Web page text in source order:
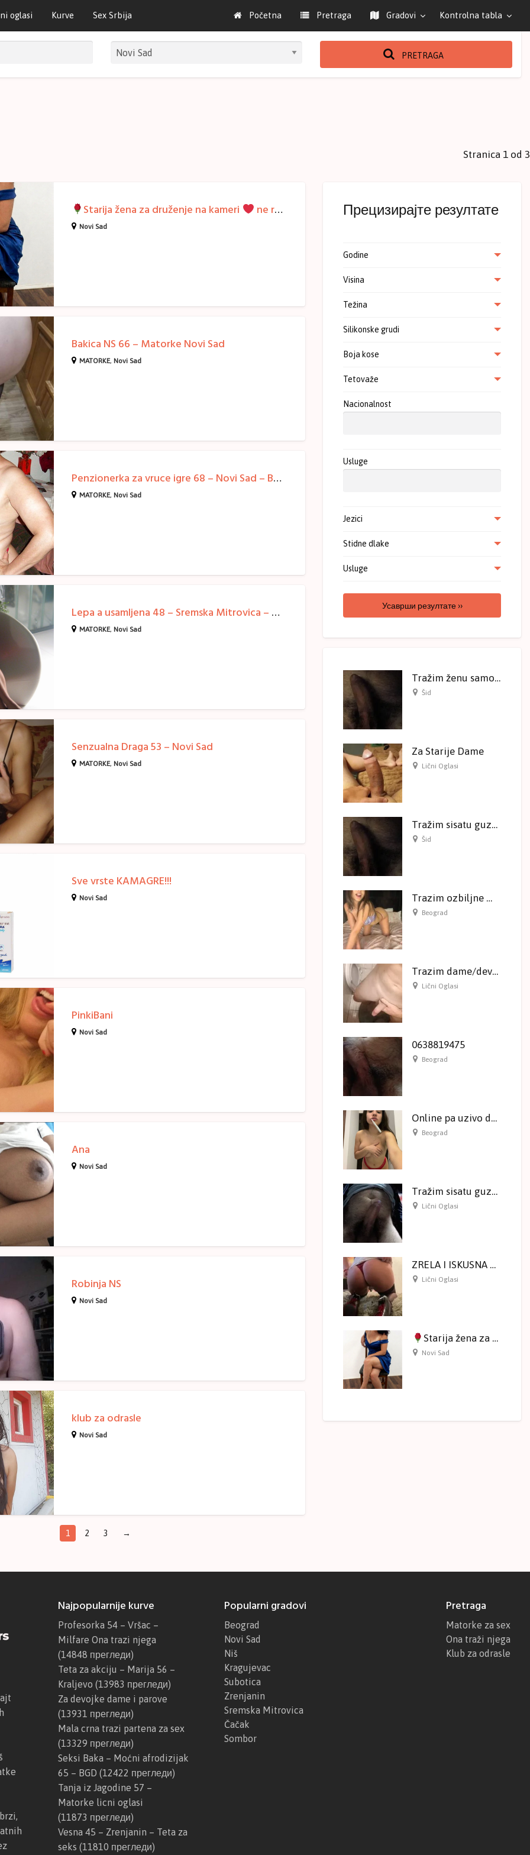
oglasi Kurve Sex Srbija Početna Pretraga Gradovi Kontrolna tabla
PRETRAGA
Stranica 1 od 3
Starija žena za druženje na kameri ne radim licni kontakt
Novi Sad
Bakica NS 66 – Matorke Novi Sad
MATORKE, Novi Sad
Penzionerka za vruce igre 68 – Novi Sad – Babe licni oglasi
MATORKE, Novi Sad
Lepa a usamljena 48 – Sremska Mitrovica – Novi sad
MATORKE, Novi Sad
Senzualna Draga 53 – Novi Sad
MATORKE, Novi Sad
Sve vrste KAMAGRE!!!
Novi Sad
PinkiBani
Novi Sad
Ana
Novi Sad
Robinja NS
Novi Sad
klub za odrasle
Novi Sad
1 2 3 →
Прецизирајте резултате
Godine
Visina
Težina
Silikonske grudi
Boja kose
Tetovaže
Nacionalnost
Usluge
Jezici
Stidne dlake
Usluge
Усаврши резултате ››
Tražim ženu samo ozbiljne ponude
Šid
Za Starije Dame
Lični Oglasi
Tražim sisatu guzatu Mamu I Ceru
Šid
Trazim ozbiljne muskarce za saradnju
Beograd
Trazim dame/devojke za sex
Lični Oglasi
0638819475
Beograd
Online pa uzivo druzenje!
Beograd
Tražim sisatu guzatu ženu
Lični Oglasi
ZRELA I ISKUSNA Samo ONLINE druženje na kameri
Lični Oglasi
Starija žena za druženje na kameri
Novi Sad
Najpopularnije kurve
Profesorka 54 – Vršac –
Milfare Ona trazi njega
(14848 прегледи)
Teta za akciju – Marija 56 –
Kraljevo (13983 прегледи)
Za devojke dame i parove
(13931 прегледи)
Mala crna trazi partena za sex
(13329 прегледи)
Seksi Baka – Moćni afrodizijak
65 – BGD (12422 прегледи)
Tanja iz Jagodine 57 –
Matorke licni oglasi
(11873 прегледи)
Vesna 45 – Zrenjanin – Teta za
seks (11810 прегледи)
Popularni gradovi
Beograd
Novi Sad
Niš
Kragujevac
Subotica
Zrenjanin
Sremska Mitrovica
Čačak
Sombor
Pretraga
Matorke za sex
Ona traži njega
Klub za odrasle